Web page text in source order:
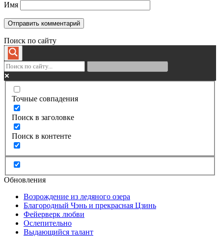
Имя
Поиск по сайту
Точные совпадения
Поиск в заголовке
Поиск в контенте
Обновления
Возрождение из ледяного озера
Благородный Чэнь и прекрасная Цзинь
Фейерверк любви
Ослепительно
Выдающийся талант